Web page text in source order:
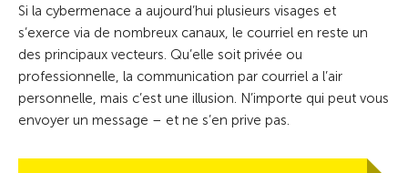
Si la cybermenace a aujourd’hui plusieurs visages et
s’exerce via de nombreux canaux, le courriel en reste un
des principaux vecteurs. Qu’elle soit privée ou
professionnelle, la communication par courriel a l’air
personnelle, mais c’est une illusion. N’importe qui peut vous
envoyer un message – et ne s’en prive pas.